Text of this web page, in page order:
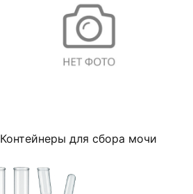
Контейнеры для сбора мочи